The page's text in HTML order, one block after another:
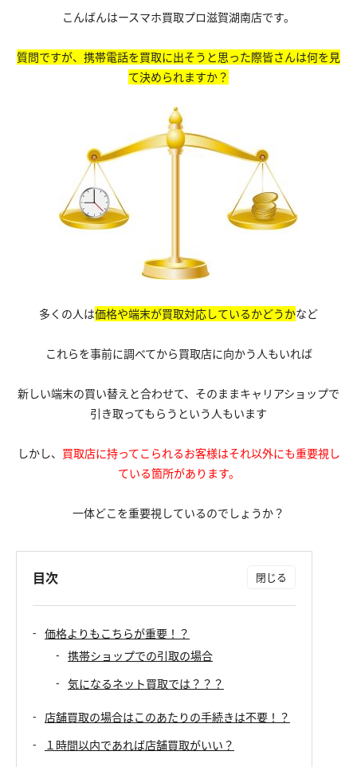
こんばんはースマホ買取プロ滋賀湖南店です。
質問ですが、携帯電話を買取に出そうと思った際皆さんは何を見
て決められますか？
多くの人は価格や端末が買取対応しているかどうかなど
これらを事前に調べてから買取店に向かう人もいれば
新しい端末の買い替えと合わせて、そのままキャリアショップで
引き取ってもらうという人もいます
しかし、 買取店に持ってこられるお客様はそれ以外にも重要視し
ている箇所があります。
一体どこを重要視しているのでしょうか？
目次
価格よりもこちらが重要！？
携帯ショップでの引取の場合
気になるネット買取では？？？
店舗買取の場合はこのあたりの手続きは不要！？
１時間以内であれば店舗買取がいい？